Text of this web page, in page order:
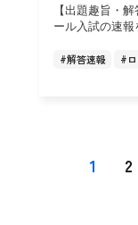
【出題趣旨・
ール入試の速報
#解答速報 #
1 2